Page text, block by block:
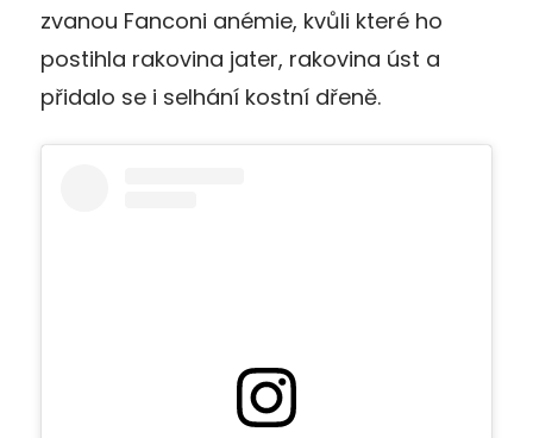
zvanou Fanconi anémie, kvůli které ho
postihla rakovina jater, rakovina úst a
přidalo se i selhání kostní dřeně.